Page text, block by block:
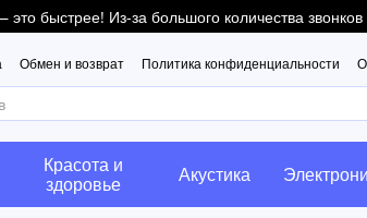
быстрее! Из-за большого количества
Обмен и возврат Политика конфиденциальности
Красота и
здоровье
Акустика